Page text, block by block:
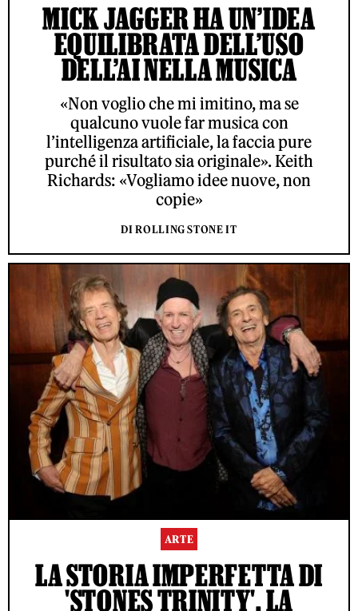
MICK JAGGER HA UN’IDEA
EQUILIBRATA DELL’USO
DELL’AI NELLA MUSICA
«Non voglio che mi imitino, ma se
qualcuno vuole far musica con
l’intelligenza artificiale, la faccia pure
purché il risultato sia originale». Keith
Richards: «Vogliamo idee nuove, non
copie»
DI ROLLING STONE IT
ARTE
LA STORIA IMPERFETTA DI
'STONES TRINITY', LA